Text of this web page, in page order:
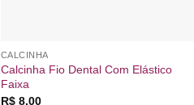
CALCINHA
Calcinha Fio Dental Com Elástico
Faixa
R$8,00